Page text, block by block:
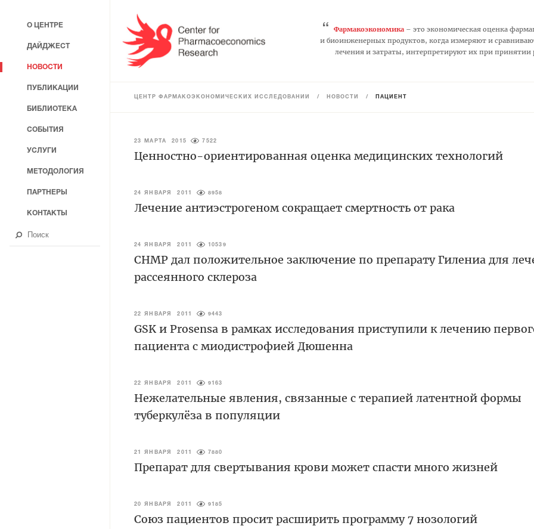
“ Фармакоэкономика– это экономическая оценка
и биоинженерных продуктов, когда измеряют и
лечения и затраты, интерпретируют их при
ЦЕНТР ФАРМАКОЭКОНОМИЧЕСКИХ ИССЛЕДОВАНИЙ / НОВОСТИ / ПАЦИЕНТ
23 МАРТА 2015 7522
Ценностно-ориентированная оценка медицинских технологий
24 ЯНВАРЯ 2011 8958
Лечение антиэстрогеном сокращает смертность от рака
24 ЯНВАРЯ 2011 10539
CHMP дал положительное заключение по препарату Гилениа для
рассеянного склероза
22 ЯНВАРЯ 2011 9443
GSK и Prosensa в рамках исследования приступили к лечению
пациента с миодистрофией Дюшенна
22 ЯНВАРЯ 2011 9163
Нежелательные явления, связанные с терапией латентной формы
туберкулёза в популяции
21 ЯНВАРЯ 2011 7880
Препарат для свертывания крови может спасти много жизней
20 ЯНВАРЯ 2011 9185
Союз пациентов просит расширить программу 7 нозологий
О ЦЕНТРЕ
ДАЙДЖЕСТ
НОВОСТИ
ПУБЛИКАЦИИ
БИБЛИОТЕКА
СОБЫТИЯ
УСЛУГИ
МЕТОДОЛОГИЯ
ПАРТНЕРЫ
КОНТАКТЫ